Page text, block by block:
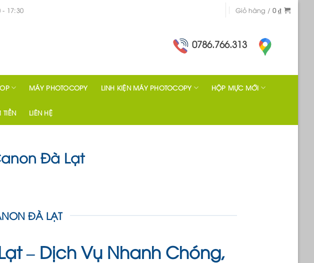
- 17:30 Giỏ hàng /0₫
0786.766.313
MÁY PHOTOCOPY LINH KIỆN MÁY PHOTOCOPY HỘP MỰC MỚI
LIÊN HỆ
Đà Lạt
ĐÀ LẠT
– Dịch Vụ Nhanh Chóng,